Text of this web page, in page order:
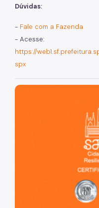
Simples Nacional
Dúvidas:
- Fale com a Fazenda
- Acesse:
https://
spx
São Paulo, cidade